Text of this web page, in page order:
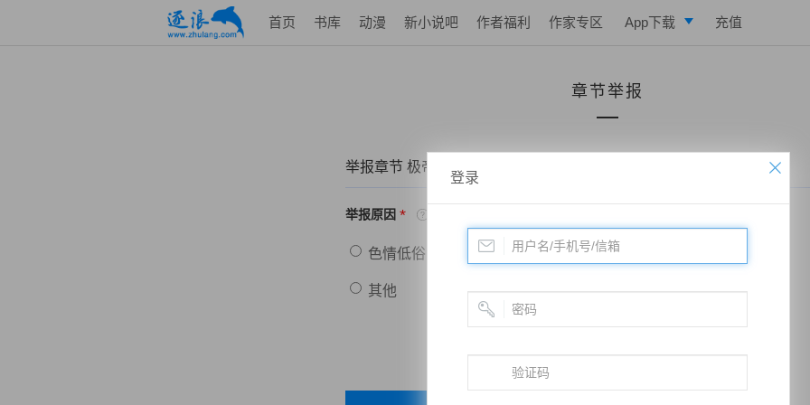
首页 书库 动漫 新小说吧 作者福利 作家专区 App下载
写作助手
充值
章节举报
举报章节 极帝战尊——第七百五十二章、薛翰来袭，逆斩薛倩
举报原因 *
色情低俗 政治敏感 暴力低俗
其他
登录